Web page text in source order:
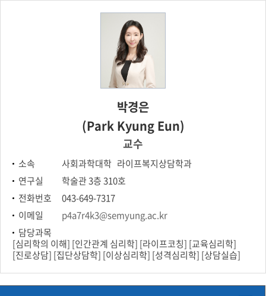
박경은
(Park Kyung Eun)
교수
소속
사회과학대학 라이프복지상담학과
연구실
학술관 3층 310호
전화번호
043-649-7317
이메일
p4a7r4k3@semyung.ac.kr
담당과목
[심리학의 이해] [인간관계 심리학] [라이프코칭] [교육심리학]
[진로상담] [집단상담학] [이상심리학] [성격심리학] [상담실습]